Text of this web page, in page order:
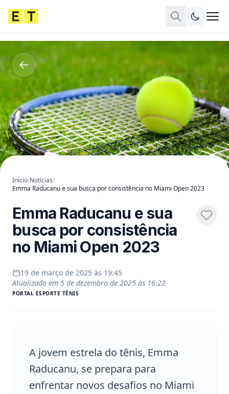
Início/Notícias/
Emma Raducanu e sua busca por consistência no Miami Open 2023
Emma Raducanu e sua
busca por consistência
no Miami Open 2023
19 de março de 2025 às 19:45
Atualizado em 5 de dezembro de 2025 às 16:22
PORTAL ESPORTE TÊNIS
A jovem estrela do tênis, Emma
Raducanu, se prepara para
enfrentar novos desafios no Miami